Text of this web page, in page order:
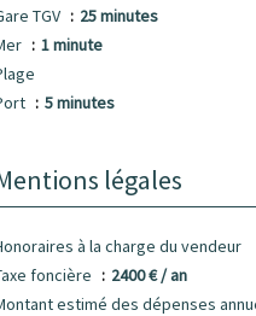
TGV
25 minutes
1 minute
5 minutes
légales
à la charge du vendeur
foncière
2400 € / an
estimé des dépenses